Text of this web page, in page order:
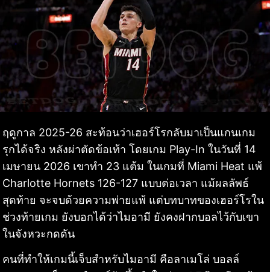
ฤดูกาล 2025-26 สะท้อนว่าเฮอร์โรกลับมาเป็นแกนเกม
รุกได้จริง หลังผ่าตัดข้อเท้า โดยเกม Play-In ในวันที่ 14
เมษายน 2026 เขาทำ 23 แต้ม ในเกมที่ Miami Heat แพ้
Charlotte Hornets 126-127 แบบต่อเวลา แม้ผลลัพธ์
สุดท้าย จะจบด้วยความพ่ายแพ้ แต่บทบาทของเฮอร์โรใน
ช่วงท้ายเกม ยังบอกได้ว่าไมอามี ยังคงฝากบอลไว้กับเขา
ในจังหวะกดดัน
คนที่ทำให้เกมนี้เจ็บสำหรับไมอามี คือลาเมโล่ บอลล์